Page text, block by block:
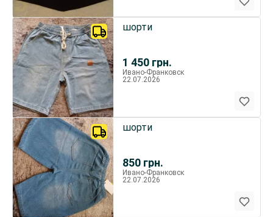
1 450 грн.
шорти
Ивано-Франковск
22.07.2026
850 грн.
шорти
Ивано-Франковск
22.07.2026